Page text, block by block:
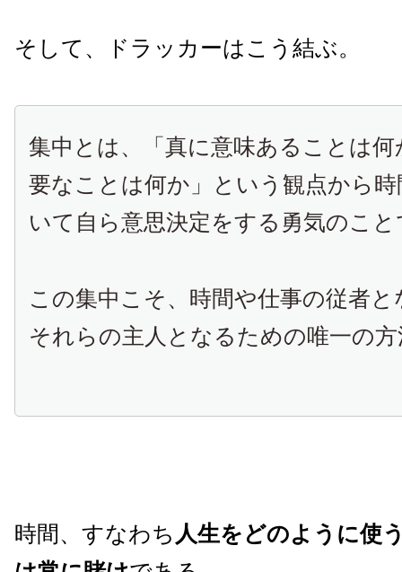
そして、ドラッカーはこう結ぶ。
集中とは、「真に意味あることは
要なことは何か」という観点から
いて自ら意思決定をする勇気のこ
この集中こそ、時間や仕事の従者
それらの主人となるための唯一の
時間、すなわち 人生をどのように使